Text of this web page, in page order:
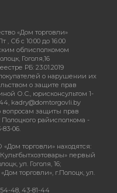
«Дом торговли»
, Сб c 10:00 до 16:00
облисполкомом
Гоголя,16
РБ: 23.01.2019
о нарушении их
о защите прав
О.С., юрисконсультом 1-
kadry@domtorgovli.by
вопросам защиты прав
Полоцкого райисполкома -
83-06.
торговли» находятся:
первый
ул. Гоголя, 16;
торговли», г.Полоцк, ул.
48, 43-81-44